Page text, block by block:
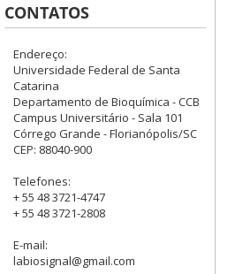
CONTATOS
Endereço:
Universidade Federal de Santa
Catarina
Departamento de Bioquímica - CCB
Campus Universitário - Sala 101
Córrego Grande - Florianópolis/SC
CEP: 88040-900
Telefones:
+ 55 48 3721-4747
+ 55 48 3721-2808
E-mail:
labiosignal@gmail.com